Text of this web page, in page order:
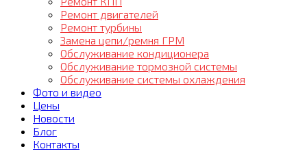
Ремонт двигателей
Ремонт турбины
Замена цепи/ремня ГРМ
Обслуживание кондиционера
Обслуживание тормозной системы
Обслуживание системы охлаждения
Фото и видео
Цены
Новости
Блог
Контакты